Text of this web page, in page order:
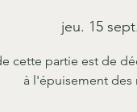
jeu. 15 sept.
cette partie est de
à l'épuisement des